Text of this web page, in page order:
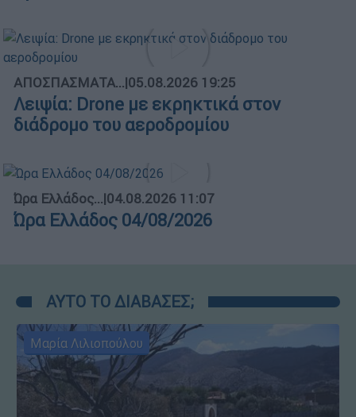
ΑΠΟΣΠΑΣΜΑΤΑ...|05.08.2026 19:25
Λειψία: Drone με εκρηκτικά στον
διάδρομο του αεροδρομίου
Ώρα Ελλάδος...|04.08.2026 11:07
Ώρα Ελλάδος 04/08/2026
ΑΥΤΟ ΤΟ ΔΙΑΒΑΣΕΣ;
Μαρία Λιλιοπούλου